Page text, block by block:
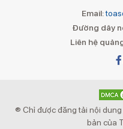
Email:
Đường dây
Liên hệ
® Chỉ được đăng tải nội
bản của